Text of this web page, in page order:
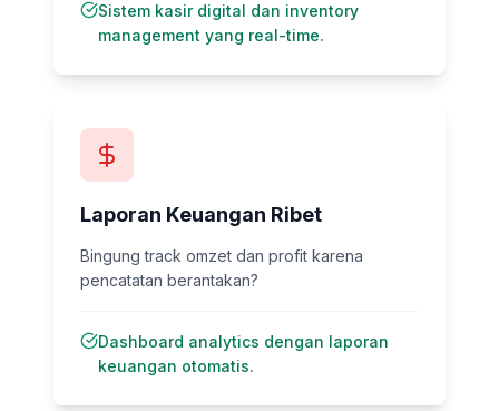
Sistem kasir digital dan inventory
management yang real-time.
Laporan Keuangan Ribet
Bingung track omzet dan profit karena
pencatatan berantakan?
Dashboard analytics dengan laporan
keuangan otomatis.